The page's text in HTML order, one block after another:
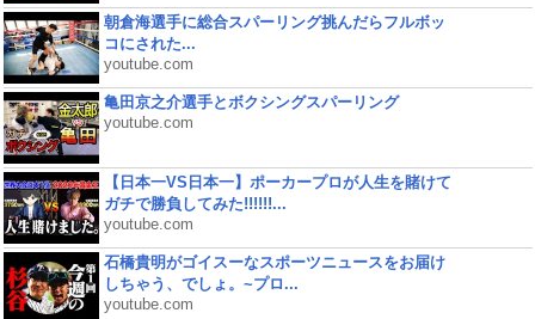
朝倉海選手に総合スパーリング挑んだらフルボッ
コにされた...
youtube.com
亀田京之介選手とボクシングスパーリング
youtube.com
【日本一VS日本一】ポーカープロが人生を賭けて
ガチで勝負してみた!!!!!!...
youtube.com
石橋貴明がゴイスーなスポーツニュースをお届け
しちゃう、でしょ。~プロ...
youtube.com